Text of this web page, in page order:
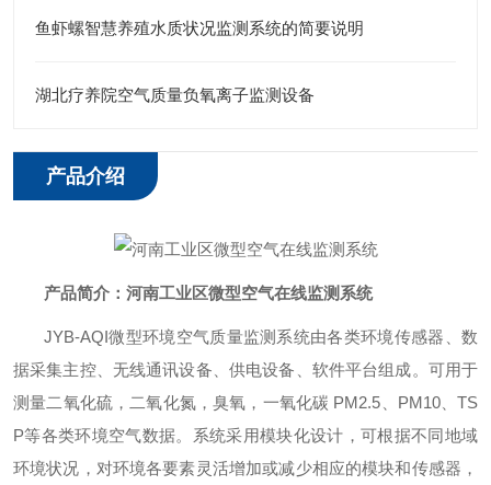
鱼虾螺智慧养殖水质状况监测系统的简要说明
湖北疗养院空气质量负氧离子监测设备
产品介绍
产品简介： 河南工业区微型空气在线监测系统
JYB-AQI微型环境空气质量监测系统由各类环境传感器、数
据采集主控、无线通讯设备、供电设备、软件平台组成。可用于
测量二氧化硫，二氧化氮，臭氧，一氧化碳 PM2.5、PM10、TS
P等各类环境空气数据。系统采用模块化设计，可根据不同地域
环境状况，对环境各要素灵活增加或减少相应的模块和传感器，